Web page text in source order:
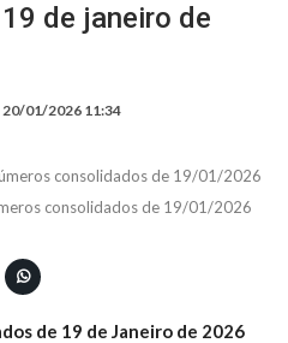
de janeiro de
20/01/2026 11:34
consolidados de 19/01/2026
de 19 de Janeiro de 2026